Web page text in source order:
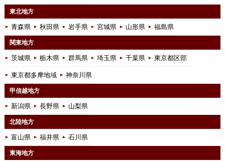
東北地方
青森県 秋田県 岩手県 宮城県 山形県 福島県
関東地方
茨城県 栃木県 群馬県 埼玉県 千葉県 東京都区部
東京都多摩地域 神奈川県
甲信越地方
新潟県 長野県 山梨県
北陸地方
富山県 福井県 石川県
東海地方